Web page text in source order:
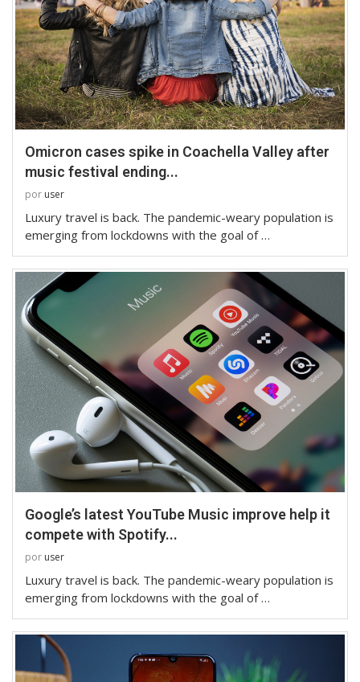
Omicron cases spike in Coachella Valley after
music festival ending...
por user
Luxury travel is back. The pandemic-weary population is
emerging from lockdowns with the goal of …
Google’s latest YouTube Music improve help it
compete with Spotify...
por user
Luxury travel is back. The pandemic-weary population is
emerging from lockdowns with the goal of …